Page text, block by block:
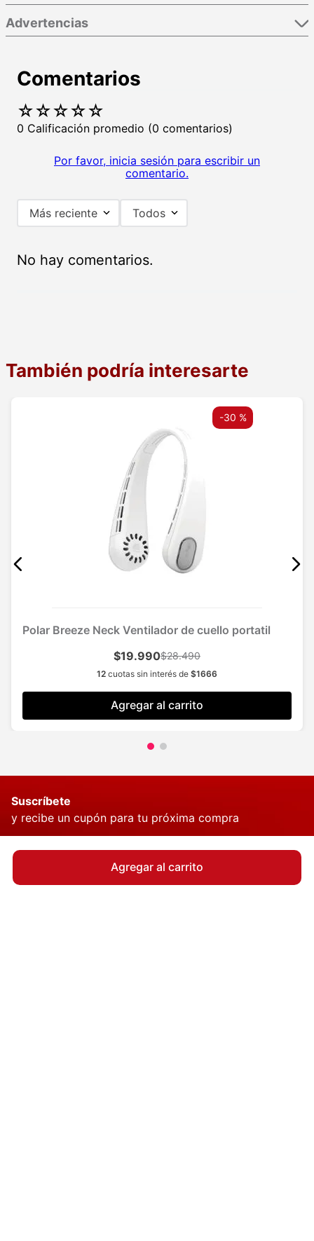
Agregar al carrito
Advertencias
Comentarios
☆☆☆☆☆
0 Calificación promedio (0 comentarios)
Por favor, inicia sesión para escribir un
comentario.
Más reciente Todos
No hay comentarios.
También podría interesarte
-30 %
Polar Breeze Neck Ventilador de cuello portatil
$19.990$28.490
12 cuotas sin interés de $1666
Agregar al carrito
Suscríbete
y recibe un cupón para tu próxima compra
QUIERO MI CUPÓN